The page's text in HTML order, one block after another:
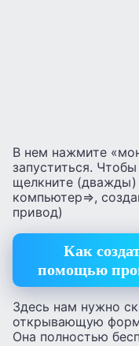
В нем нажмите
запуститься.
щелкните (дважды)
компьютер=>,
привод)
Как
помощью
Здесь нам нужно
открывающую
Она полностью